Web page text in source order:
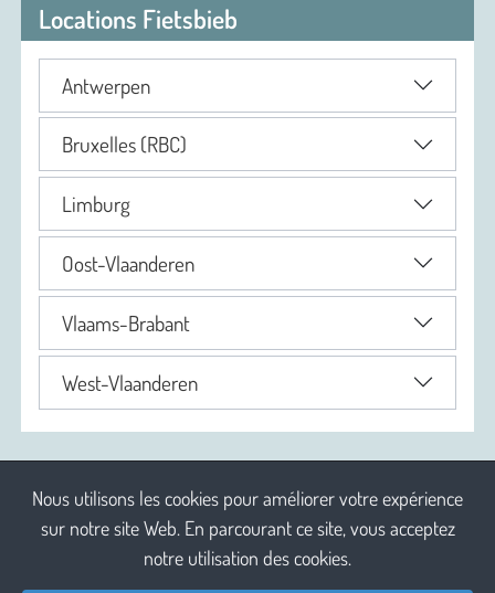
Nous utilisons les cookies pour améliorer votre expérience
sur notre site Web. En parcourant ce site, vous acceptez
notre utilisation des cookies.
Locations Fietsbieb
Antwerpen
Bruxelles (RBC)
Limburg
Oost-Vlaanderen
Vlaams-Brabant
West-Vlaanderen